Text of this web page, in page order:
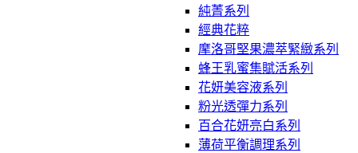
純菁系列
經典花粹
摩洛哥堅果濃萃緊緻系列
蜂王乳蜜集賦活系列
花妍美容液系列
粉光透彈力系列
百合花妍亮白系列
薄荷平衡調理系列